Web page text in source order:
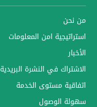
من نحن
استراتيجية امن المعلومات
الأخبار
الاشتراك في النشرة البريدية
اتفاقية مستوى الخدمة
سهولة الوصول